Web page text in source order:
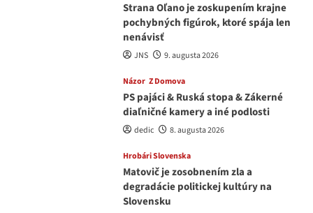
Strana Oľano je zoskupením krajne
pochybných figúrok, ktoré spája len
nenávisť
JNS 9. augusta 2026
Názor Z Domova
PS pajáci & Ruská stopa & Zákerné
diaľničné kamery a iné podlosti
dedic 8. augusta 2026
Hrobári Slovenska
Matovič je zosobnením zla a
degradácie politickej kultúry na
Slovensku